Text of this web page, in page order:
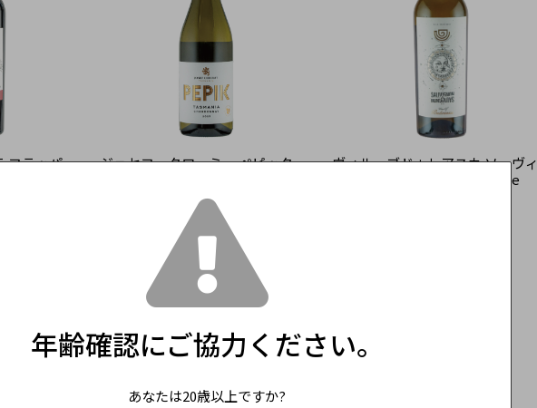
フラッパー
Frappato
ジョセフ・クローミー ぺピック・
（税込）
ヴィル・ブドゥレアスカ ソーヴィ
ニヨン&ソーヴィニヨン Viile
年齢確認にご協力ください。
あなたは20歳以上ですか?